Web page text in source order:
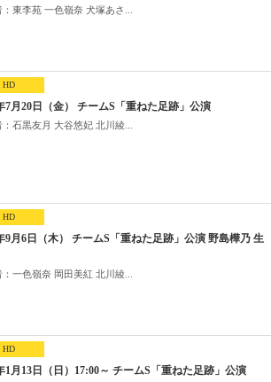
東李苑 一色嶺奈 犬塚あさ...
HD
7月20日（金） チームS「重ねた足跡」公演
石黒友月 大谷悠妃 北川綾...
HD
9月6日（木） チームS「重ねた足跡」公演 野島樺乃 生
一色嶺奈 岡田美紅 北川綾...
HD
1月13日（日）17:00～ チームS「重ねた足跡」公演